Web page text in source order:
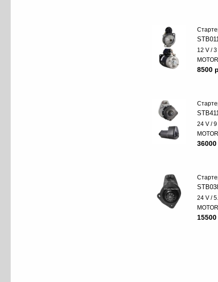
12 V /
8500
24 V /
24 V /